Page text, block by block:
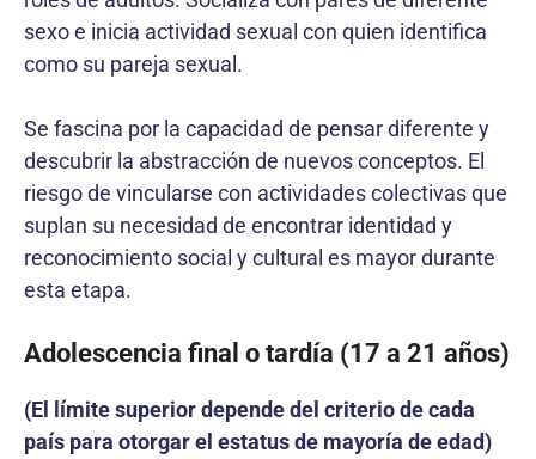
sexo e inicia actividad sexual con quien identifica
como su pareja sexual.
Se fascina por la capacidad de pensar diferente y
descubrir la abstracción de nuevos conceptos. El
riesgo de vincularse con actividades colectivas que
suplan su necesidad de encontrar identidad y
reconocimiento social y cultural es mayor durante
esta etapa.
Adolescencia final o tardía (17 a 21 años)
(El límite superior depende del criterio de cada
país para otorgar el estatus de mayoría de edad)